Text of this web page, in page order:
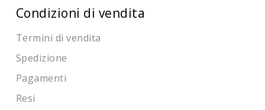
Condizioni di vendita
Termini di vendita
Spedizione
Pagamenti
Resi